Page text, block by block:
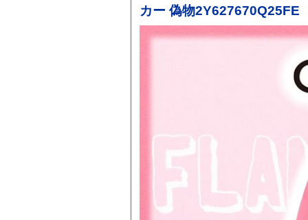
カー 偽物2Y627670Q25FE